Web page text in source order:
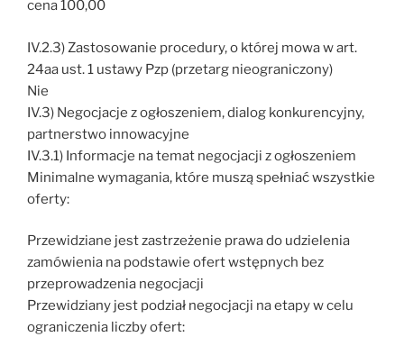
cena 100,00
IV.2.3) Zastosowanie procedury, o której mowa w art.
24aa ust. 1 ustawy Pzp (przetarg nieograniczony)
Nie
IV.3) Negocjacje z ogłoszeniem, dialog konkurencyjny,
partnerstwo innowacyjne
IV.3.1) Informacje na temat negocjacji z ogłoszeniem
Minimalne wymagania, które muszą spełniać wszystkie
oferty:
Przewidziane jest zastrzeżenie prawa do udzielenia
zamówienia na podstawie ofert wstępnych bez
przeprowadzenia negocjacji
Przewidziany jest podział negocjacji na etapy w celu
ograniczenia liczby ofert: